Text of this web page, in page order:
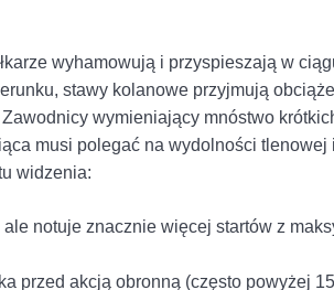
wyhamowują i przyspieszają w
stawy kolanowe przyjmują
wymieniający mnóstwo
musi polegać na wydolności tlenowej
widzenia:
notuje znacznie więcej startów z
przed akcją obronną (często powyżej